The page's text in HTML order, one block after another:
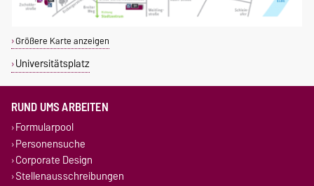
Größere Karte anzeigen
Universitätsplatz
RUND UMS ARBEITEN
Formularpool
Personensuche
Corporate Design
Stellenausschreibungen